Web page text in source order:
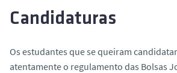
Candidaturas
Os estudantes que se queiram
atentamente o regulamento das Bolsas